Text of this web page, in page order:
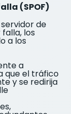
(SPOF)
de
los
a los
a
que el tráfico
y se redirija